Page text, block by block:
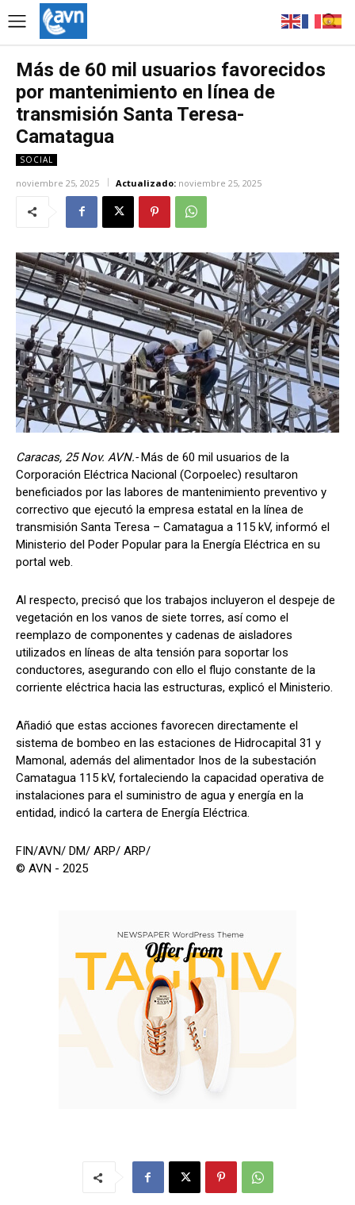
Más de 60 mil usuarios favorecidos
por mantenimiento en línea de
transmisión Santa Teresa-
Camatagua
SOCIAL
noviembre 25, 2025 Actualizado: noviembre 25, 2025
Caracas, 25 Nov. AVN.-Más de 60 mil usuarios de la
Corporación Eléctrica Nacional (Corpoelec) resultaron
beneficiados por las labores de mantenimiento preventivo y
correctivo que ejecutó la empresa estatal en la línea de
transmisión Santa Teresa – Camatagua a 115 kV, informó el
Ministerio del Poder Popular para la Energía Eléctrica en su
portal web.
Al respecto, precisó que los trabajos incluyeron el despeje de
vegetación en los vanos de siete torres, así como el
reemplazo de componentes y cadenas de aisladores
utilizados en líneas de alta tensión para soportar los
conductores, asegurando con ello el flujo constante de la
corriente eléctrica hacia las estructuras, explicó el Ministerio.
Añadió que estas acciones favorecen directamente el
sistema de bombeo en las estaciones de Hidrocapital 31 y
Mamonal, además del alimentador Inos de la subestación
Camatagua 115 kV, fortaleciendo la capacidad operativa de
instalaciones para el suministro de agua y energía en la
entidad, indicó la cartera de Energía Eléctrica.
FIN/AVN/ DM/ ARP/ ARP/
© AVN - 2025